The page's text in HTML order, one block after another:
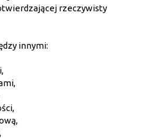
rzeczywisty
innymi: